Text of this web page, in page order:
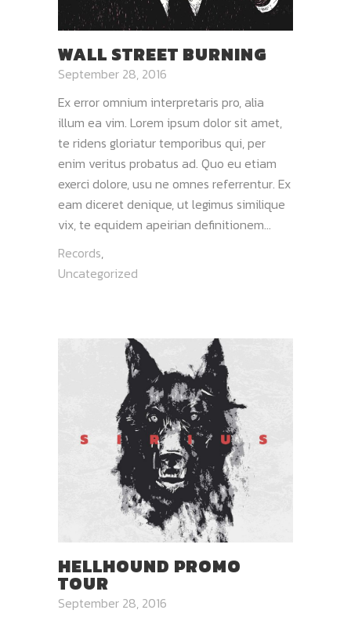
WALL STREET BURNING
September 28, 2016
Ex error omnium interpretaris pro, alia
illum ea vim. Lorem ipsum dolor sit amet,
te ridens gloriatur temporibus qui, per
enim veritus probatus ad. Quo eu etiam
exerci dolore, usu ne omnes referrentur. Ex
eam diceret denique, ut legimus similique
vix, te equidem apeirian definitionem...
Records,
Uncategorized
HELLHOUND PROMO
TOUR
September 28, 2016